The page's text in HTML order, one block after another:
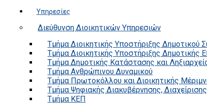
Υπηρεσίες
Διεύθυνση Διοικητικών Υπηρεσιών
Τμήμα Διοικητικής Υποστήριξης Δημοτικού
Τμήμα Διοικητικής Υποστήριξης Δημοτικής
Τμήμα Δημοτικής Κατάστασης και
Τμήμα Ανθρώπινου Δυναμικού
Τμήμα Πρωτοκόλλου και Διοικητικής
Τμήμα Ψηφιακής Διακυβέρνησης,
Τμήμα ΚΕΠ